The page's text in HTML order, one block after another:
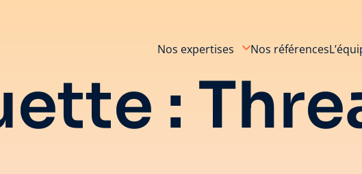
Nos expertises Nos références
: